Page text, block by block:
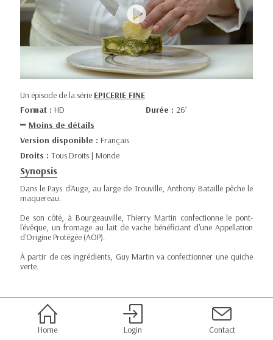
Un épisode de la série EPICERIE FINE
Format : HD Durée : 26’
Moins de détails
Version disponible : Français
Droits : Tous Droits | Monde
Synopsis
Dans le Pays d'Auge, au large de Trouville, Anthony Bataille pêche le
maquereau.
De son côté, à Bourgeauville, Thierry Martin confectionne le pont-
l'évêque, un fromage au lait de vache bénéficiant d'une Appellation
d'Origine Protégée (AOP).
À partir de ces ingrédients, Guy Martin va confectionner une quiche
verte.
Home Login Contact